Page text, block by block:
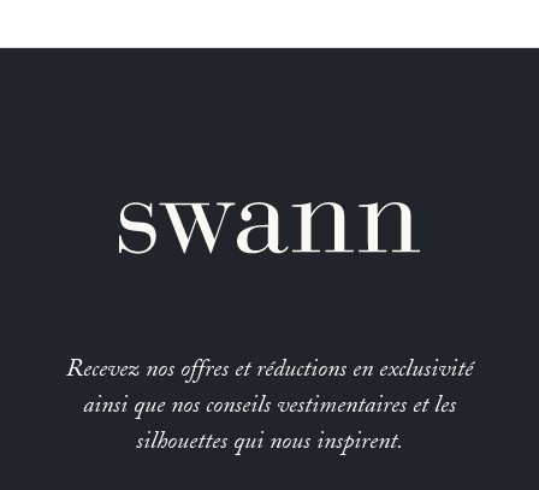
Recevez nos offres et réductions en exclusivité
ainsi que nos conseils vestimentaires et les
silhouettes qui nous inspirent.